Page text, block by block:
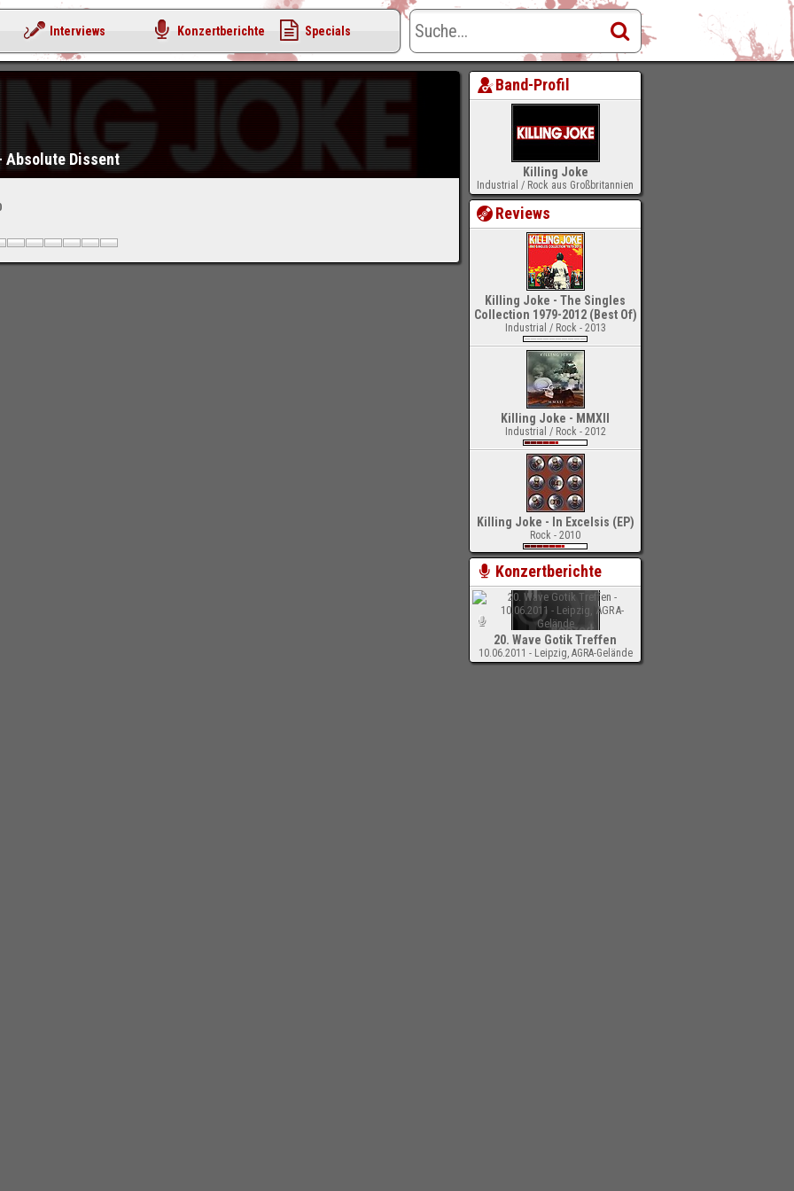
Absolute Dissent
Band-Profil
Killing Joke
Industrial / Rock aus Großbritannien
Reviews
Killing Joke - The Singles
Collection 1979-2012 (Best Of)
Industrial / Rock - 2013
Killing Joke - MMXII
Industrial / Rock - 2012
Killing Joke - In Excelsis (EP)
Rock - 2010
Konzertberichte
20. Wave Gotik Treffen
10.06.2011 - Leipzig, AGRA-Gelände
Interviews Konzertberichte Specials